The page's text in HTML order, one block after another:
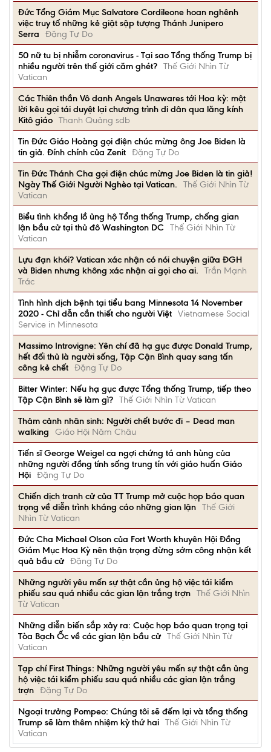
Đức Tổng Giám Mục Salvatore Cordileone hoan nghênh
việc truy tố những kẻ giật sập tượng Thánh Junipero
Serra
Đặng Tự Do
50 nữ tu bị nhiễm coronavirus - Tại sao Tổng thống Trump bị
nhiều người trên thế giới căm ghét? Thế Giới Nhìn Từ
Vatican
Các Thiên thần Vô danh Angels Unawares tới Hoa kỳ: một
lời kêu gọi tái duyệt lại chương trình di dân qua lăng kính
Kitô giáo Thanh Quảng sdb
Tin Đức Giáo Hoàng gọi điện chúc mừng ông Joe Biden là
tin giả. Đính chính của Zenit Đặng Tự Do
Tin Đức Thánh Cha gọi điện chúc mừng Joe Biden là tin giả!
Ngày Thế Giới Người Nghèo tại Vatican.
Thế Giới Nhìn Từ
Vatican
Biểu tình khổng lồ ủng hộ Tổng thống Trump, chống gian
lận bầu cử tại thủ đô Washington DC
Thế Giới Nhìn Từ
Vatican
Lựu đạn khói? Vatican xác nhận có nói chuyện giữa ĐGH
và Biden nhưng không xác nhận ai gọi cho ai.
Trần Mạnh
Trác
Tình hình dịch bệnh tại tiểu bang Minnesota 14 November
2020 - Chỉ dẫn cần thiết cho người Việt Vietnamese Social
Service in Minnesota
Massimo Introvigne: Yên chí đã hạ gục được Donald Trump,
hết đối thủ là người sống, Tập Cận Bình quay sang tấn
công kẻ chết Đặng Tự Do
Bitter Winter: Nếu hạ gục được Tổng thống Trump, tiếp theo
Tập Cận Bình sẽ làm gì? Thế Giới Nhìn Từ Vatican
Thảm cảnh nhân sinh: Người chết bước đi – Dead man
walking
Giáo Hội Năm Châu
Tiến sĩ George Weigel ca ngợi chứng tá anh hùng của
những người đồng tính sống trung tín với giáo huấn Giáo
Hội Đặng Tự Do
Chiến dịch tranh cử của TT Trump mở cuộc họp báo quan
trọng về diễn trình kháng cáo những gian lận Thế Giới
Nhìn Từ Vatican
Đức Cha Michael Olson của Fort Worth khuyên Hội Đồng
Giám Mục Hoa Kỳ nên thận trọng đừng sớm công nhận kết
quả bầu cử Đặng Tự Do
Những người yêu mến sự thật cần ủng hộ việc tái kiểm
phiếu sau quá nhiều các gian lận trắng trợn Thế Giới Nhìn
Từ Vatican
Những diễn biến sắp xảy ra: Cuộc họp báo quan trọng tại
Tòa Bạch Ốc về các gian lận bầu cử Thế Giới Nhìn Từ
Vatican
Tạp chí First Things: Những người yêu mến sự thật cần ủng
hộ việc tái kiểm phiếu sau quá nhiều các gian lận trắng
trợn Đặng Tự Do
Ngoại trưởng Pompeo: Chúng tôi sẽ đếm lại và tổng thống
Trump sẽ làm thêm nhiệm kỳ thứ hai Thế Giới Nhìn Từ
Vatican